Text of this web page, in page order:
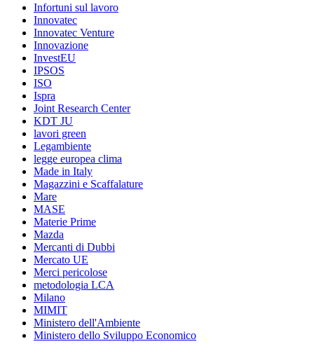
Infortuni sul lavoro
Innovatec
Innovatec Venture
Innovazione
InvestEU
IPSOS
ISO
Ispra
Joint Research Center
KDT JU
lavori green
Legambiente
legge europea clima
Made in Italy
Magazzini e Scaffalature
Mare
MASE
Materie Prime
Mazda
Mercanti di Dubbi
Mercato UE
Merci pericolose
metodologia LCA
Milano
MIMIT
Ministero dell'Ambiente
Ministero dello Sviluppo Economico